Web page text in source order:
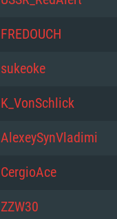
FREDOUCH
sukeoke
K_VonSchlick
AlexeySynVladimi
CergioAce
ZZW30